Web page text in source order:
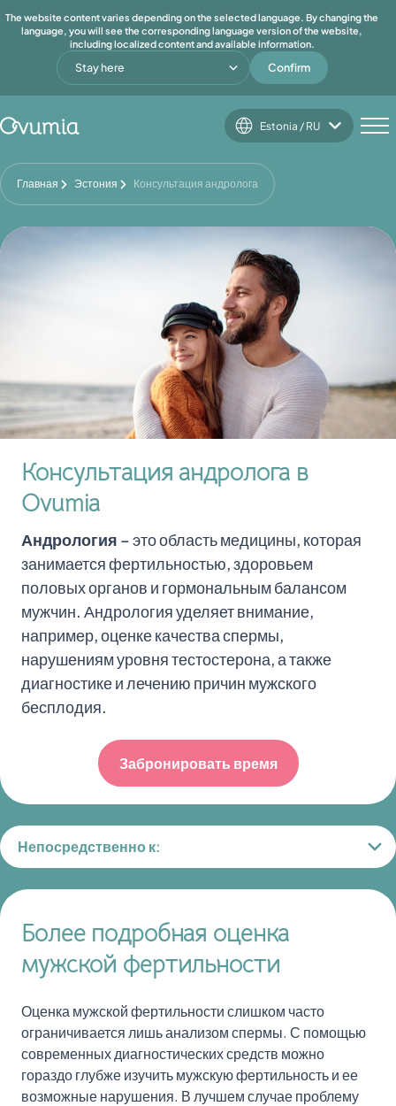
The website content varies depending on the selected language. By changing the
language, you will see the corresponding language version of the website,
including localized content and available information.
Stay here Confirm
Estonia / RU
Главная Эстония Консультация андролога
Консультация андролога в
Ovumia
Андрология – это область медицины, которая
занимается фертильностью, здоровьем
половых органов и гормональным балансом
мужчин. Андрология уделяет внимание,
например, оценке качества спермы,
нарушениям уровня тестостерона, а также
диагностике и лечению причин мужского
бесплодия.
Забронировать время
Непосредственно к:
Более подробная оценка
мужской фертильности
Оценка мужской фертильности слишком часто
ограничивается лишь анализом спермы. С помощью
современных диагностических средств можно
гораздо глубже изучить мужскую фертильность и ее
возможные нарушения. В лучшем случае проблему